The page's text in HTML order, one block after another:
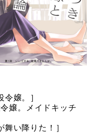
嬢。］
嬢。メイドキッチ
い降りた！］